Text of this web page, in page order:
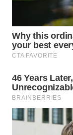
NATUNA
WN
WN